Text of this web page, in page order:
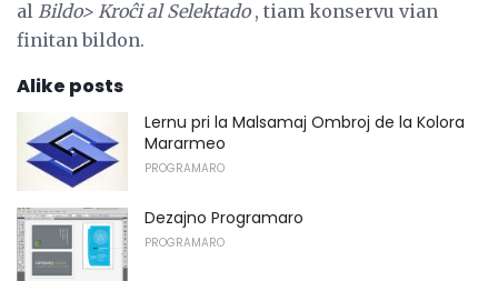
al Bildo> Kroĉi al Selektado, tiam konservu vian
finitan bildon.
Alike posts
Lernu pri la Malsamaj Ombroj de la Kolora
Mararmeo
PROGRAMARO
Dezajno Programaro
PROGRAMARO